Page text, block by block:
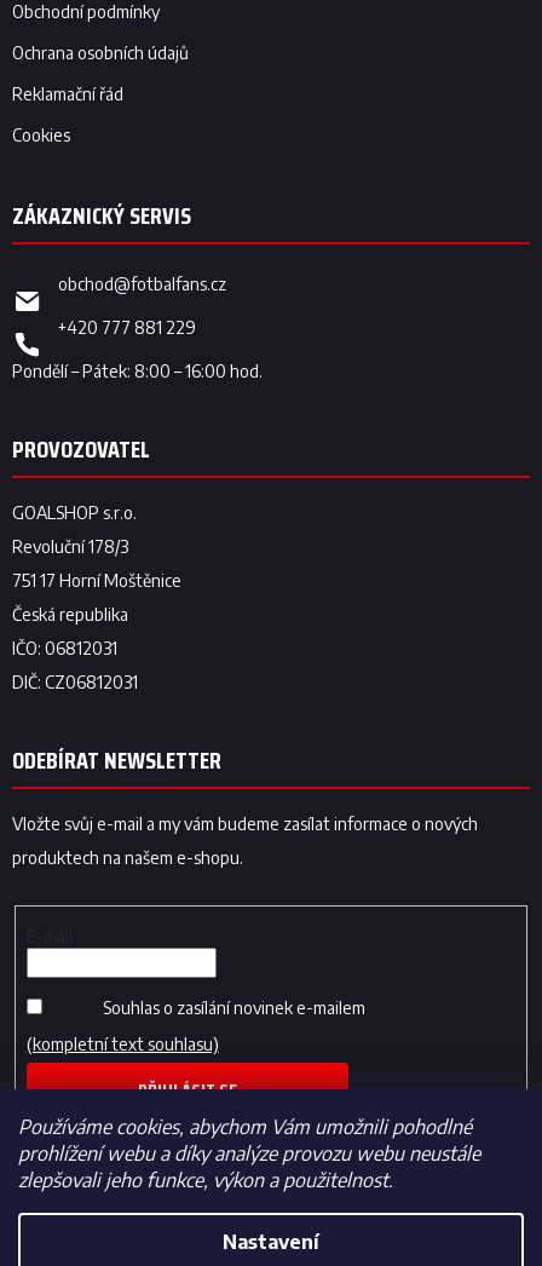
Používáme cookies, abychom Vám umožnili pohodlné
prohlížení webu a díky analýze provozu webu neustále
zlepšovali jeho funkce, výkon a použitelnost.
Nastavení
Obchodní podmínky
Ochrana osobních údajů
Reklamační řád
Cookies
obchod@fotbalfans.cz
+420 777 881 229
ODEBÍRAT NEWSLETTER
Vložte svůj e-mail a my vám budeme zasílat informace o nových
produktech na našem e-shopu.
Souhlas o zasílání novinek e-mailem
(kompletní text souhlasu)
PŘIHLÁSIT SE
Vytvořil Shoptet